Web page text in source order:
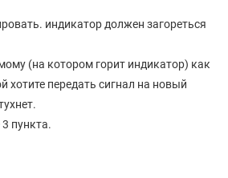
индикатор должен загореться
(на котором горит индикатор) как
передать сигнал на новый
пункта.